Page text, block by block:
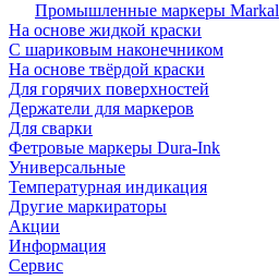
Промышленные маркеры Markal
На основе жидкой краски
С шариковым наконечником
На основе твёрдой краски
Для горячих поверхностей
Держатели для маркеров
Для сварки
Фетровые маркеры Dura-Ink
Универсальные
Температурная индикация
Другие маркираторы
Акции
Информация
Сервис